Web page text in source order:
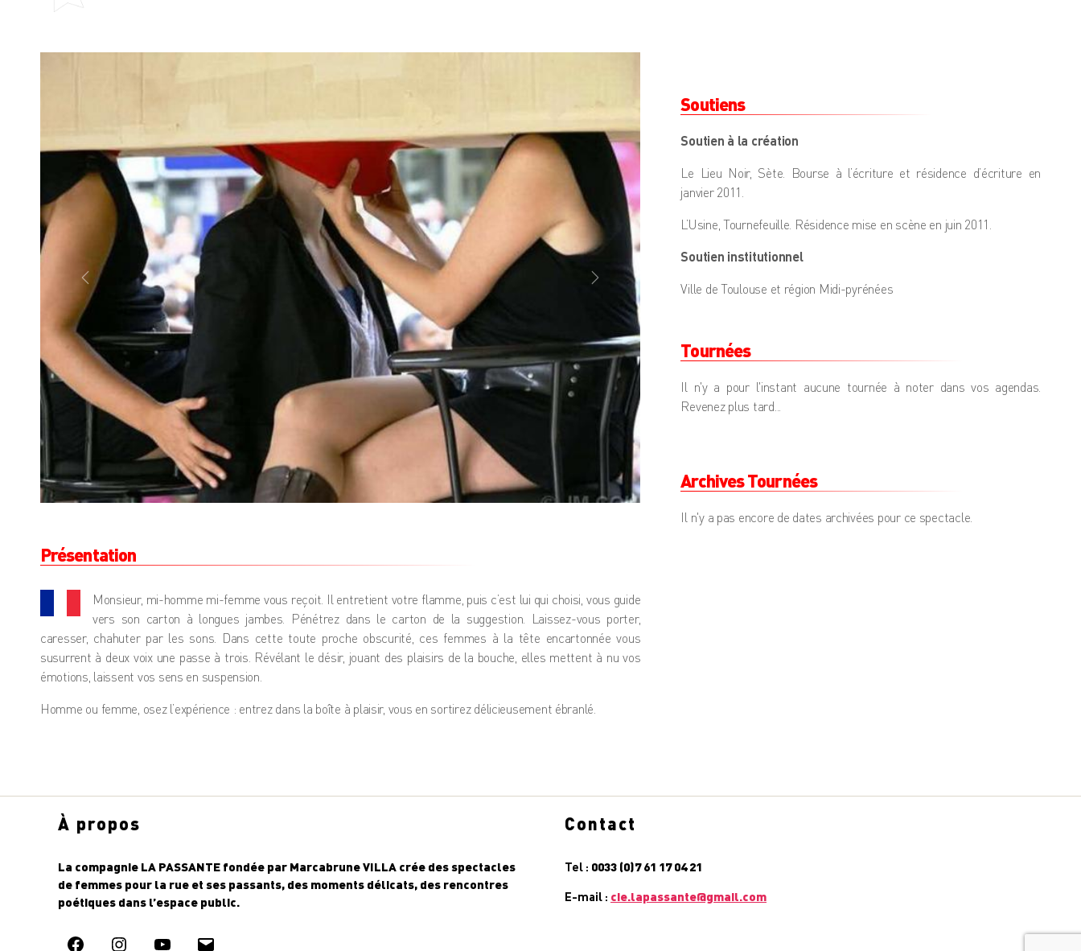
PREVIOUS NEXT
Présentation
Monsieur, mi-homme mi-femme vous reçoit. Il entretient votre flamme, puis c’est lui qui choisi, vous guide
vers son carton à longues jambes. Pénétrez dans le carton de la suggestion. Laissez-vous porter,
caresser, chahuter par les sons. Dans cette toute proche obscurité, ces femmes à la tête encartonnée vous
susurrent à deux voix une passe à trois. Révélant le désir, jouant des plaisirs de la bouche, elles mettent à nu vos
émotions, laissent vos sens en suspension.
Homme ou femme, osez l’expérience : entrez dans la boîte à plaisir, vous en sortirez délicieusement ébranlé.
Soutiens
Soutien à la création
Le Lieu Noir, Sète. Bourse à l’écriture et résidence d’écriture en
janvier 2011.
L’Usine, Tournefeuille. Résidence mise en scène en juin 2011.
Soutien institutionnel
Ville de Toulouse et région Midi-pyrénées
Tournées
Il n'y a pour l'instant aucune tournée à noter dans vos agendas.
Revenez plus tard...
Archives Tournées
Il n'y a pas encore de dates archivées pour ce spectacle.
À propos
La compagnie LA PASSANTE fondée par Marcabrune VILLA crée des spectacles
de femmes pour la rue et ses passants, des moments délicats, des rencontres
poétiques dans l’espace public.
Contact
Tel : 0033 (0)7 61 17 04 21
E-mail : cie.lapassante@gmail.com